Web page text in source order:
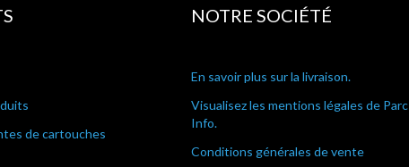
de cartouches
NOTRE SOCIÉTÉ
En savoir plus sur la livraison.
Visualisez les mentions légales de Parc
Info.
Conditions générales de vente